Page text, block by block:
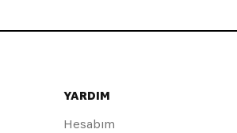
YARDIM
Hesabım